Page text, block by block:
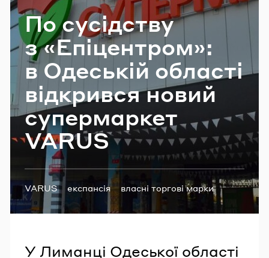
По су­сід­ству
з «Епі­цен­тром»:
в Оде­ській обла­сті
від­крив­ся новий
су­пер­мар­кет
VARUS
Теги:
VARUS експансія власні торгові марки
У Лиманці Одеської області
Email
Пароль
Забули пароль?
УВІЙТИ